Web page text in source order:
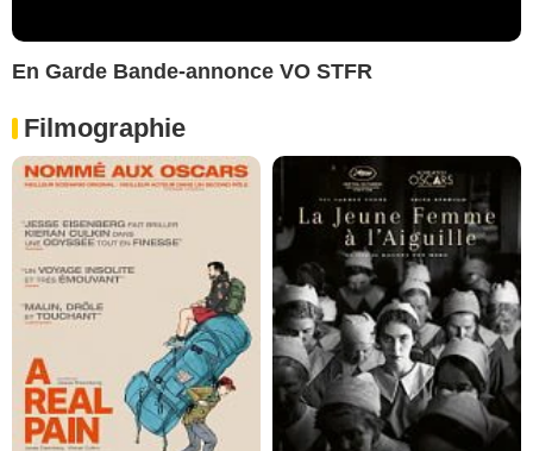
En Garde Bande-annonce VO STFR
Filmographie